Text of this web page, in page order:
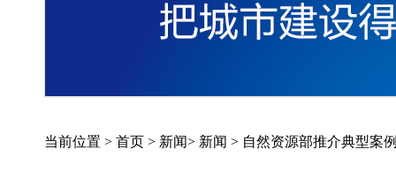
当前位置 > 首页 > 新闻> 新闻 > 自然资源部推介典型案